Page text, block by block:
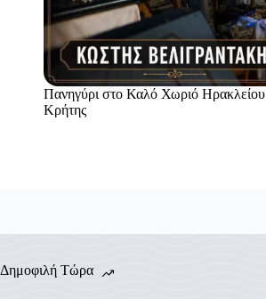
Πανηγύρι στο Καλό Χωριό Ηρακλείου
Κρήτης
Δημοφιλή Τώρα